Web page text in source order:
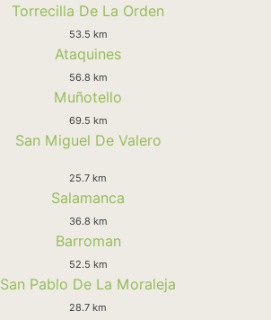
Torrecilla De La Orden
53.5 km
Ataquines
56.8 km
Muñotello
69.5 km
San Miguel De Valero
25.7 km
Salamanca
36.8 km
Barroman
52.5 km
San Pablo De La Moraleja
28.7 km